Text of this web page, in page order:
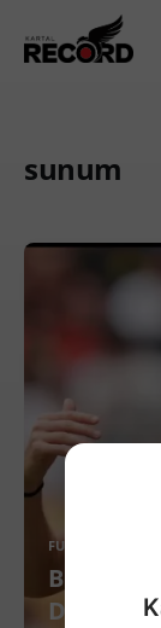
sunum
FUTBOL
Durum!